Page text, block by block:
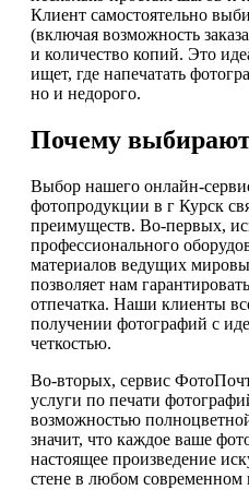
Клиент самостоятельно
(включая возможность
и количество копий. Это
ищет, где напечатать
но и недорого.
Почему
Выбор нашего онлайн-
фотопродукции в г Курск
преимуществ. Во-первых,
профессионального
материалов ведущих
позволяет нам
отпечатка. Наши клиенты
получении фотографий с
четкостью.
Во-вторых, сервис
услуги по печати
возможностью
значит, что каждое ваше
настоящее произведение
стене в любом современном